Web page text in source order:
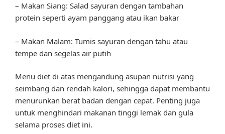
– Makan Siang: Salad sayuran dengan tambahan
protein seperti ayam panggang atau ikan bakar
– Makan Malam: Tumis sayuran dengan tahu atau
tempe dan segelas air putih
Menu diet di atas mengandung asupan nutrisi yang
seimbang dan rendah kalori, sehingga dapat membantu
menurunkan berat badan dengan cepat. Penting juga
untuk menghindari makanan tinggi lemak dan gula
selama proses diet ini.